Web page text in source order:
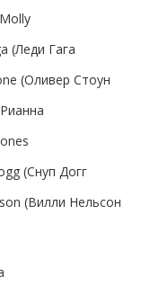
(Леди Гага
(Оливер Стоун
(Снуп Догг
(Вилли Нельсон